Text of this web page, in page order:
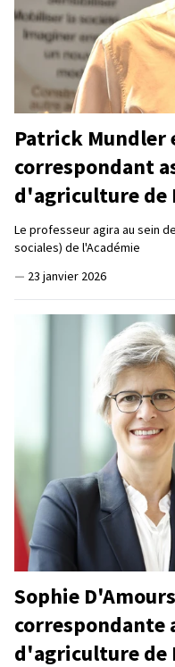
Patrick Mundler
correspondant
d'agriculture de
Le professeur agira au sein
sociales) de l'Académie
— 23 janvier 2026
Sophie
correspondante
d'agriculture de